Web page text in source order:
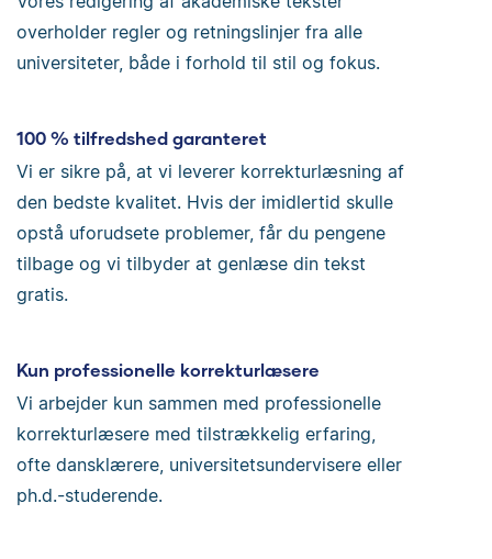
overholder regler og retningslinjer fra alle
universiteter, både i forhold til stil og fokus.
100 % tilfredshed garanteret
Vi er sikre på, at vi leverer korrekturlæsning af
den bedste kvalitet. Hvis der imidlertid skulle
opstå uforudsete problemer, får du pengene
tilbage og vi tilbyder at genlæse din tekst
gratis.
Kun professionelle korrekturlæsere
Vi arbejder kun sammen med professionelle
korrekturlæsere med tilstrækkelig erfaring,
ofte dansklærere, universitetsundervisere eller
ph.d.-studerende.